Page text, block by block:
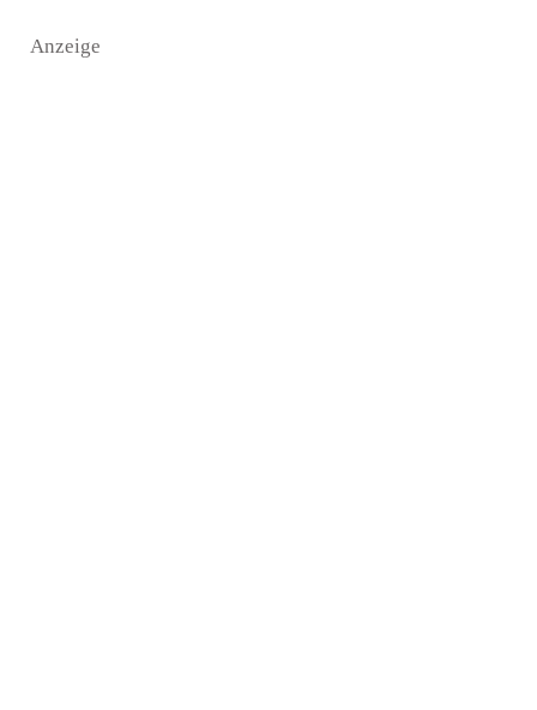
Anzeige